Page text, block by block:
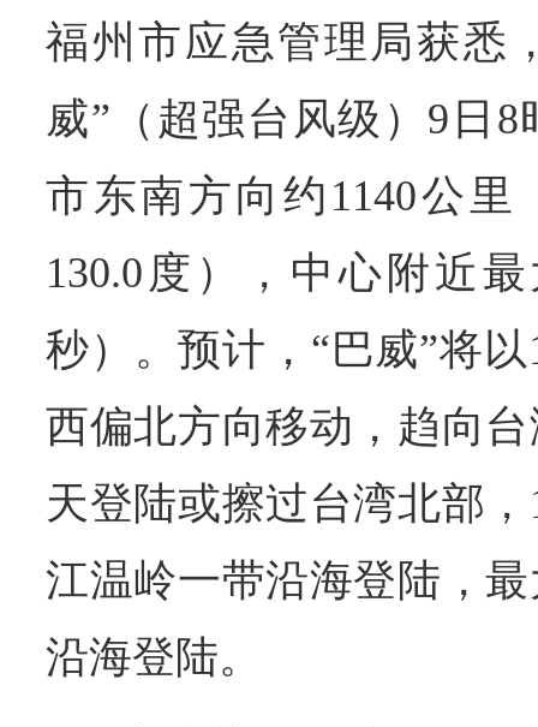
福州市应急管理局获悉
威”（超强台风级）9日
市东南方向约1140公里
130.0度），中心附近
秒）。预计，“巴威”将
西偏北方向移动，趋向
天登陆或擦过台湾北部
江温岭一带沿海登陆，
沿海登陆。